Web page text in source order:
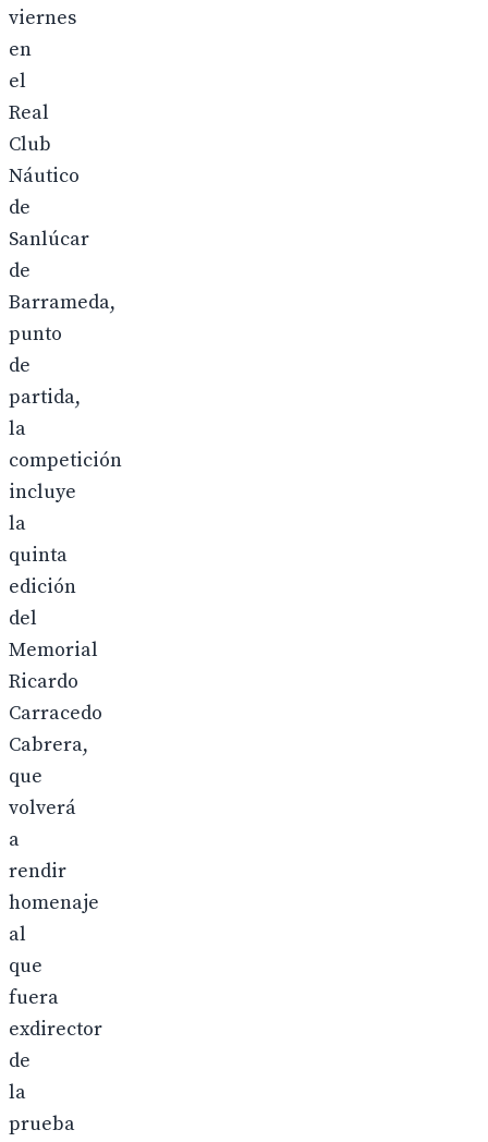
viernes
en
el
Real
Club
Náutico
de
Sanlúcar
de
Barrameda,
punto
de
partida,
la
competición
incluye
la
quinta
edición
del
Memorial
Ricardo
Carracedo
Cabrera,
que
volverá
a
rendir
homenaje
al
que
fuera
exdirector
de
la
prueba